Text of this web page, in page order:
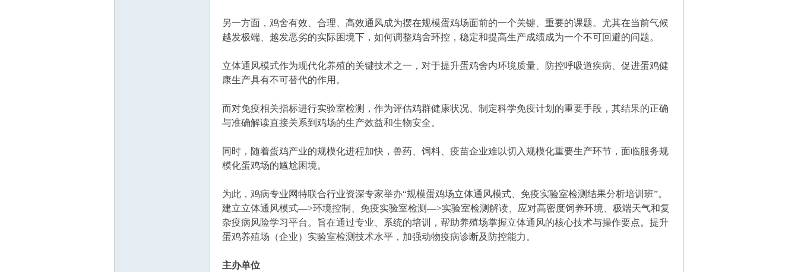
另一方面，鸡舍有效、合理、高效通风成为摆在规模蛋鸡场面前的一个关键、重要的课题。尤其在当前气候
越发极端、越发恶劣的实际困境下，如何调整鸡舍环控，稳定和提高生产成绩成为一个不可回避的问题。
立体通风模式作为现代化养殖的关键技术之一，对于提升蛋鸡舍内环境质量、防控呼吸道疾病、促进蛋鸡健
康生产具有不可替代的作用。
而对免疫相关指标进行实验室检测，作为评估鸡群健康状况、制定科学免疫计划的重要手段，其结果的正确
与准确解读直接关系到鸡场的生产效益和生物安全。
同时，随着蛋鸡产业的规模化进程加快，兽药、饲料、疫苗企业难以切入规模化重要生产环节，面临服务规
模化蛋鸡场的尴尬困境。
为此，鸡病专业网特联合行业资深专家举办“规模蛋鸡场立体通风模式、免疫实验室检测结果分析培训班”。
建立立体通风模式—>环境控制、免疫实验室检测—>实验室检测解读、应对高密度饲养环境、极端天气和复
杂疫病风险学习平台。旨在通过专业、系统的培训，帮助养殖场掌握立体通风的核心技术与操作要点。提升
蛋鸡养殖场（企业）实验室检测技术水平，加强动物疫病诊断及防控能力。
主办单位